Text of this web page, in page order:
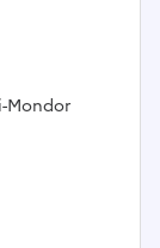
Mondor
/ Projet cadre